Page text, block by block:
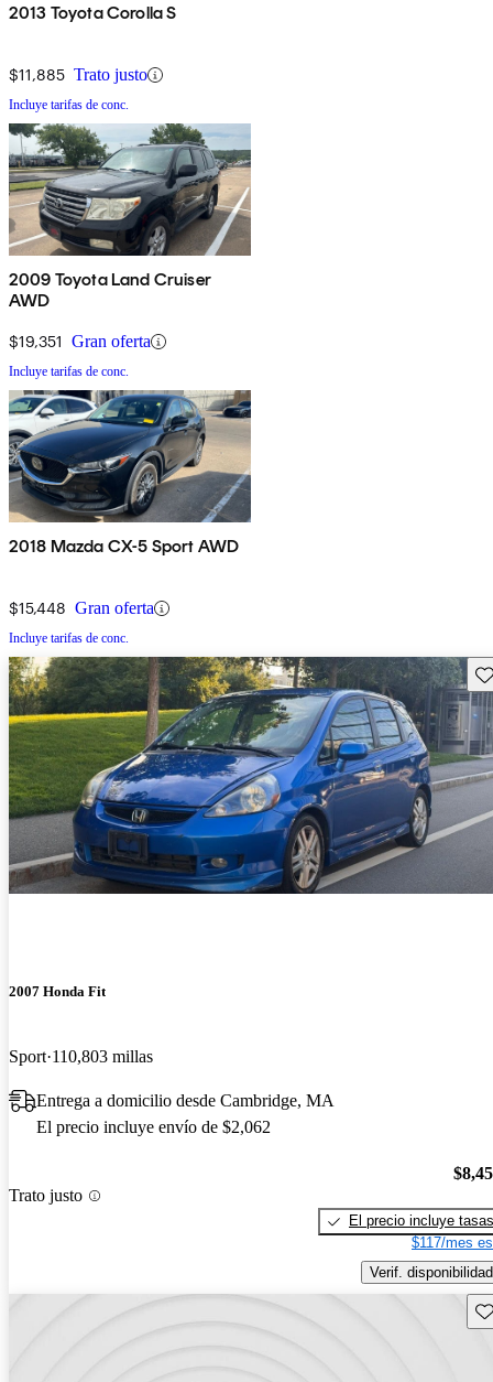
2013 Toyota Corolla S
$11,885 Trato justo
Incluye tarifas de conc.
2009 Toyota Land Cruiser
AWD
$19,351 Gran oferta
Incluye tarifas de conc.
2018 Mazda CX-5 Sport AWD
$15,448 Gran oferta
Incluye tarifas de conc.
2007 Honda Fit
Sport 110,803 millas
Entrega a domicilio desde Cambridge, MA
El precio incluye envío de $2,062
Trato justo
El precio incluye tasas
$117/mes
Verif. disponibilidad